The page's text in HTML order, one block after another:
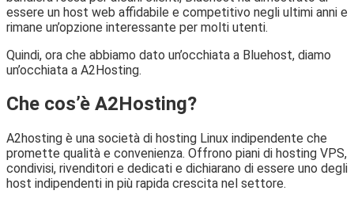
essere un host web affidabile e competitivo negli ultimi anni e
rimane un’opzione interessante per molti utenti.
Quindi, ora che abbiamo dato un’occhiata a Bluehost, diamo
un’occhiata a A2Hosting.
Che cos’è A2Hosting?
A2hosting è una società di hosting Linux indipendente che
promette qualità e convenienza. Offrono piani di hosting VPS,
condivisi, rivenditori e dedicati e dichiarano di essere uno degli
host indipendenti in più rapida crescita nel settore.